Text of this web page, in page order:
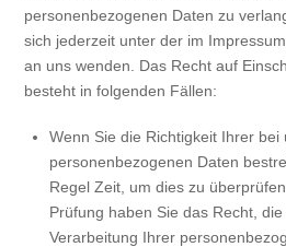
personenbezogenen Daten zu
sich jederzeit unter der im
an uns wenden. Das Recht auf
besteht in folgenden Fällen:
Wenn Sie die Richtigkeit Ihrer bei
personenbezogenen Daten
Regel Zeit, um dies zu
Prüfung haben Sie das Recht,
Verarbeitung Ihrer